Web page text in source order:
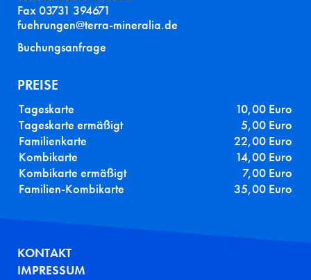
Fax 03731 394671
fuehrungen@terra-mineralia.de
Buchungsanfrage
PREISE
Tageskarte
10,00 Euro
Tageskarte ermäßigt
5,00 Euro
Familienkarte
22,00 Euro
Kombikarte
14,00 Euro
Kombikarte ermäßigt
7,00 Euro
Familien-Kombikarte
35,00 Euro
FUSSZEILE
KONTAKT
IMPRESSUM